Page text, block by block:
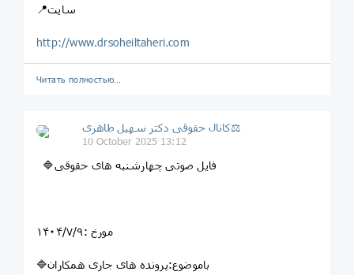
📍سایت
http://www.drsoheiltaheri.com
Читать полностью…
کانال حقوقی دکتر سهيل طاهری⚖
10 October 2025 13:12
🔷فایل صوتی چهارشنبه های حقوقی
مورخ :۱۴۰۴/۷/۹
🔷باموضوع:پرونده های جاری همکاران